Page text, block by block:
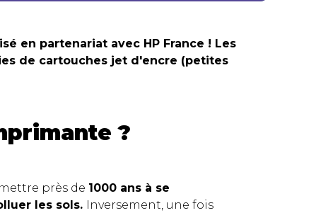
en partenariat avec HP France ! Les
de cartouches jet d'encre (petites
?
près de 1000 ans à se
les sols.
Inversement, une fois